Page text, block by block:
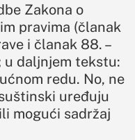
Zakona o
pravima (članak
i članak 88. –
u daljnjem tekstu:
redu. No, ne
uređuju
mogući sadržaj